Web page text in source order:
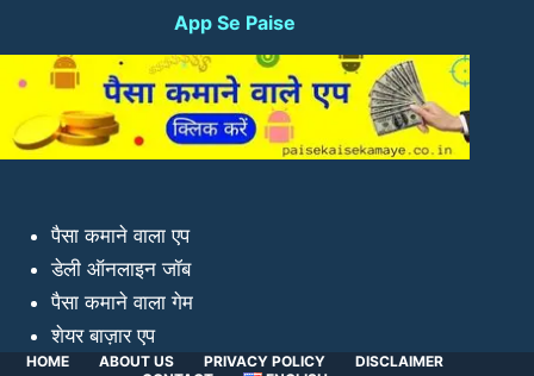
App Se Paise
पैसा कमाने वाला एप
डेली ऑनलाइन जॉब
पैसा कमाने वाला गेम
शेयर बाज़ार एप
HOME ABOUT US PRIVACY POLICY
DISCLAIMER